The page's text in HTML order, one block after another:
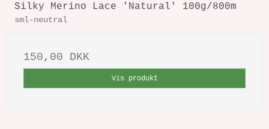
Silky Merino Lace 'Natural' 100g/800m
sml-neutral
150,00 DKK
Vis produkt